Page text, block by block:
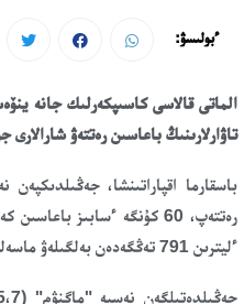
ءبولىسۋ:
الماتى قالاسى كاسىپكەرلىك جانە
تاۋارلارىنىڭ باعاسىن رەتتەۋ
باسقارما اقپاراتىنشا، جەڭىلدىكپەن
ءليترىن 791 تەڭگەدەن بەلگىلەۋ ماسەلەسى قاراستىرىلىپ جاتىر.